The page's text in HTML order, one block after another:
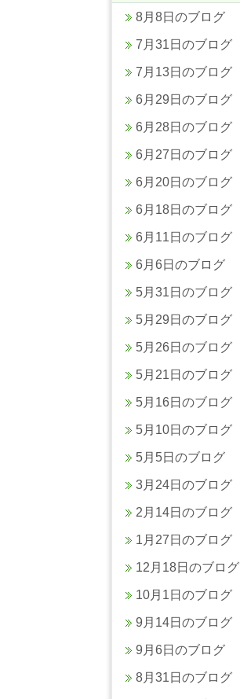
8月8日のブログ
7月31日のブログ
7月13日のブログ
6月29日のブログ
6月28日のブログ
6月27日のブログ
6月20日のブログ
6月18日のブログ
6月11日のブログ
6月6日のブログ
5月31日のブログ
5月29日のブログ
5月26日のブログ
5月21日のブログ
5月16日のブログ
5月10日のブログ
5月5日のブログ
3月24日のブログ
2月14日のブログ
1月27日のブログ
12月18日のブログ
10月1日のブログ
9月14日のブログ
9月6日のブログ
8月31日のブログ